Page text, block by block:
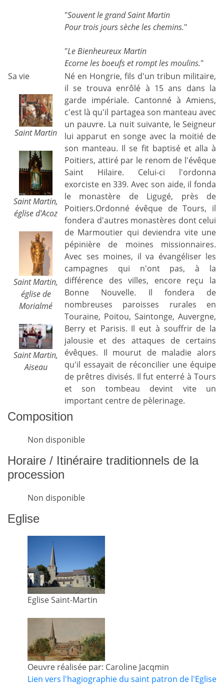
"Souvent le grand Saint Martin
Pour trois jours sèche les chemins."
"Le Bienheureux Martin
Ecorne les boeufs et rompt les moulins."
Sa vie
Saint Martin
Saint Martin,
église d'Acoz
Saint Martin,
église de
Morialmé
Saint Martin,
Aiseau
Né en Hongrie, fils d'un tribun militaire,
il se trouva enrôlé à 15 ans dans la
garde impériale. Cantonné à Amiens,
c'est là qu'il partagea son manteau avec
un pauvre. La nuit suivante, le Seigneur
lui apparut en songe avec la moitié de
son manteau. Il se fit baptisé et alla à
Poitiers, attiré par le renom de l'évêque
Saint Hilaire. Celui-ci l'ordonna
exorciste en 339. Avec son aide, il fonda
le monastère de Ligugé, près de
Poitiers.Ordonné évêque de Tours, il
fondera d'autres monastères dont celui
de Marmoutier qui deviendra vite une
pépinière de moines missionnaires.
Avec ses moines, il va évangéliser les
campagnes qui n'ont pas, à la
différence des villes, encore reçu la
Bonne Nouvelle. Il fondera de
nombreuses paroisses rurales en
Touraine, Poitou, Saintonge, Auvergne,
Berry et Parisis. Il eut à souffrir de la
jalousie et des attaques de certains
évêques. Il mourut de maladie alors
qu'il essayait de réconcilier une équipe
de prêtres divisés. Il fut enterré à Tours
et son tombeau devint vite un
important centre de pèlerinage.
Composition
Non disponible
Horaire / Itinéraire traditionnels de la
procession
Non disponible
Eglise
Eglise Saint-Martin
Oeuvre réalisée par: Caroline Jacqmin
Lien vers l'hagiographie du saint patron de l'Eglise